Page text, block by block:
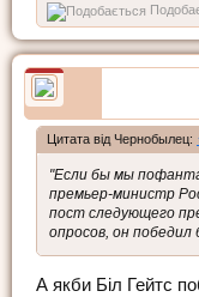
Цитата від Чернобылец:
"Если бы мы
премьер-министр
пост следующего
опросов, он
А якби Біл Гейтс